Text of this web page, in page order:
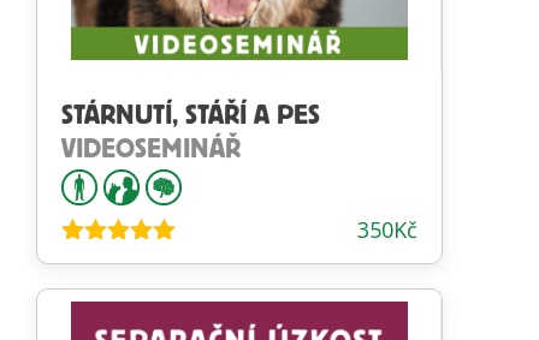
STÁRNUTÍ, STÁŘÍ A PES
VIDEOSEMINÁŘ
Hodnocení
350Kč